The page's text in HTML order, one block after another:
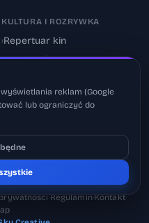
KULTURA I ROZRYWKA
›Repertuar kin
›Aktualności: Kultura
Oświęcimia i powiatu
·Regulamin·Kontakt·
reklam (Google
lub ograniczyć do
iOS